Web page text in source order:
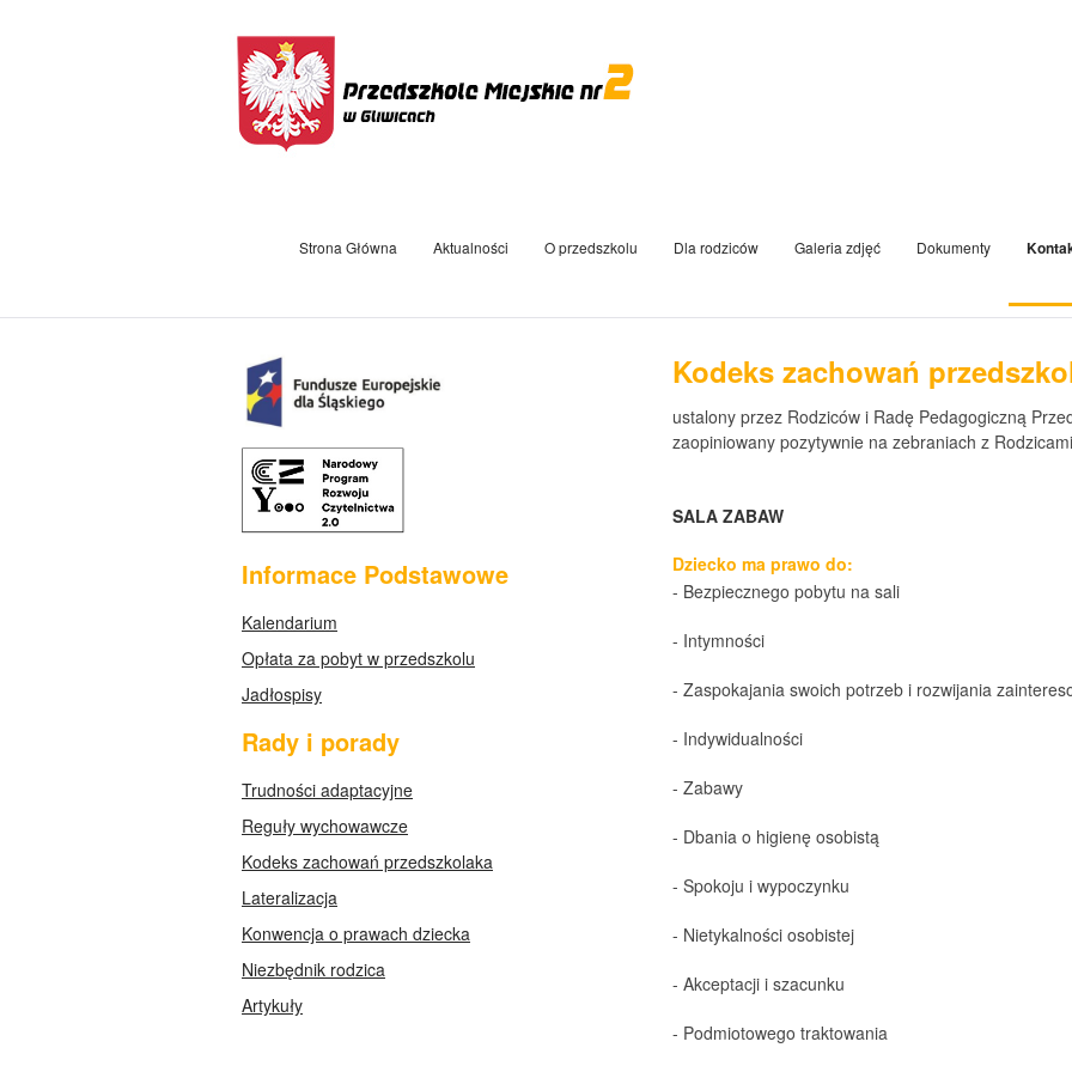
Strona Główna Aktualności O przedszkolu Dla rodziców Galeria zdjęć Dokumenty
Informace Podstawowe
Kalendarium
Opłata za pobyt w przedszkolu
Jadłospisy
Rady i porady
Trudności adaptacyjne
Reguły wychowawcze
Kodeks zachowań przedszkolaka
Lateralizacja
Konwencja o prawach dziecka
Niezbędnik rodzica
Artykuły
Kodeks zachowań
ustalony przez Rodziców i Radę Pedagogiczną
zaopiniowany pozytywnie na zebraniach z
SALA ZABAW
Dziecko ma prawo do:
- Bezpiecznego pobytu na sali
- Intymności
- Zaspokajania swoich potrzeb i rozwijania
- Indywidualności
- Zabawy
- Dbania o higienę osobistą
- Spokoju i wypoczynku
- Nietykalności osobistej
- Akceptacji i szacunku
- Podmiotowego traktowania